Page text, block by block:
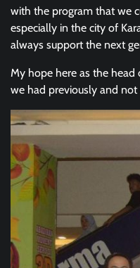
with the program that we
especially in the city of
always support the next
My hope here as the head
we had previously and